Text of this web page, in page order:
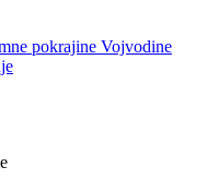
pokrajine Vojvodine